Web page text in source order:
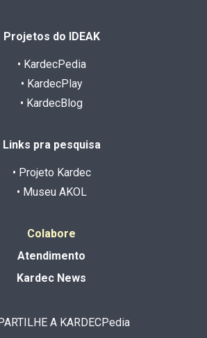
Projetos do IDEAK
• KardecPedia
• KardecPlay
• KardecBlog
Links pra pesquisa
• Projeto Kardec
• Museu AKOL
Colabore
Atendimento
Kardec News
A KARDECPedia